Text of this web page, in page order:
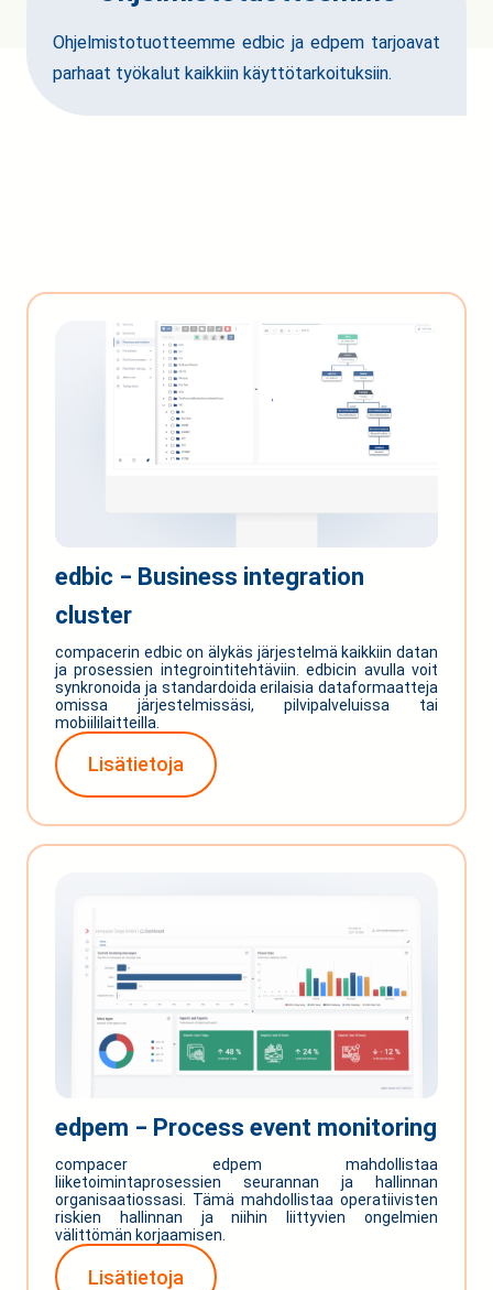
Ohjelmistotuotteemme edbic ja edpem tarjoavat
parhaat työkalut kaikkiin käyttötarkoituksiin.
edbic ‒ Business integration
cluster
compacerin edbic on älykäs järjestelmä kaikkiin datan
ja prosessien integrointitehtäviin. edbicin avulla voit
synkronoida ja standardoida erilaisia dataformaatteja
omissa järjestelmissäsi, pilvipalveluissa tai
mobiililaitteilla.
Lisätietoja
edpem ‒ Process event monitoring
compacer edpem mahdollistaa
liiketoimintaprosessien seurannan ja hallinnan
organisaatiossasi. Tämä mahdollistaa operatiivisten
riskien hallinnan ja niihin liittyvien ongelmien
välittömän korjaamisen.
Lisätietoja